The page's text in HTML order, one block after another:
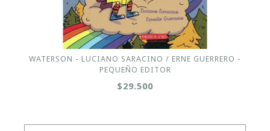
WATERSON - LUCIANO SARACINO / ERNE GUERRERO -
PEQUEÑO EDITOR
$29.500